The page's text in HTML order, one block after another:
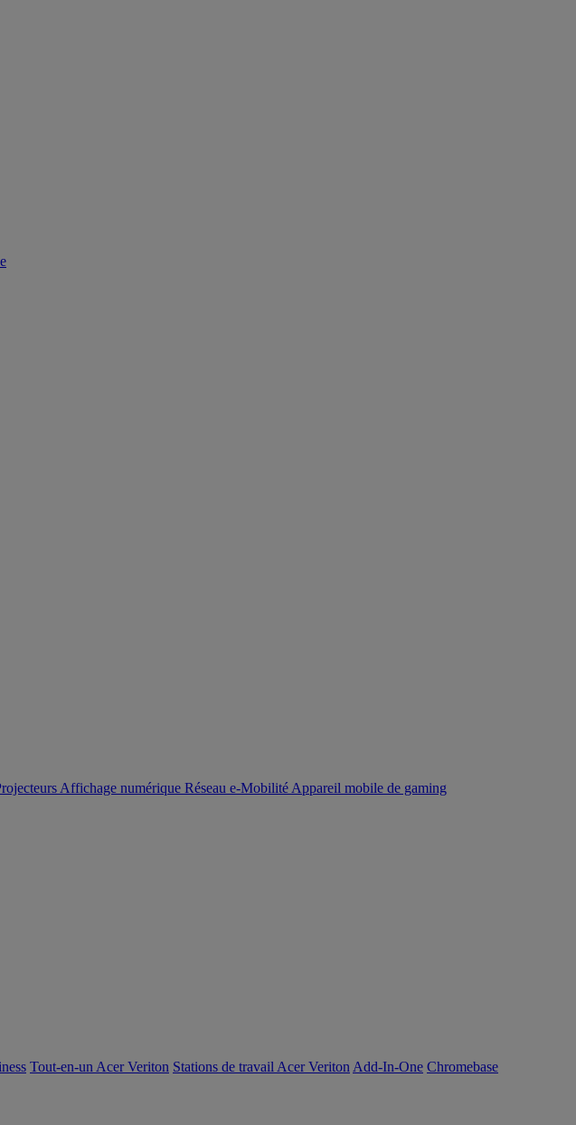
Affichage numérique Réseau e-Mobilité Appareil mobile de gaming
Tout-en-un Acer Veriton Stations de travail Acer Veriton Add-In-One Chromebase